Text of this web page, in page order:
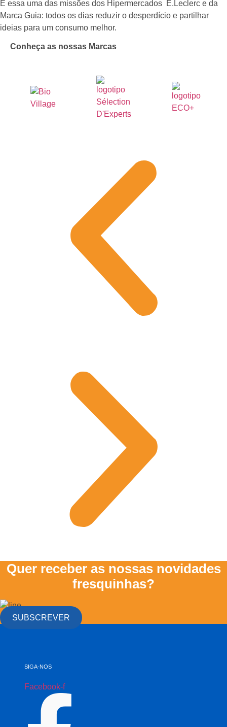
É essa uma das missões dos Hipermercados E.Leclerc e da
Marca Guia: todos os dias reduzir o desperdício e partilhar
ideias para um consumo melhor.
Conheça as nossas Marcas
Quer receber as nossas novidades
fresquinhas?
SUBSCREVER
SIGA-NOS
Facebook-f